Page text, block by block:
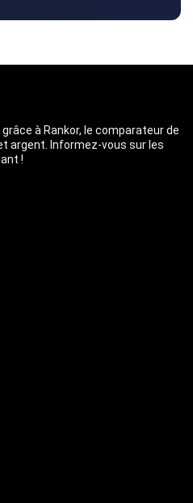
à Rankor, le comparateur de
argent. Informez-vous sur les
!